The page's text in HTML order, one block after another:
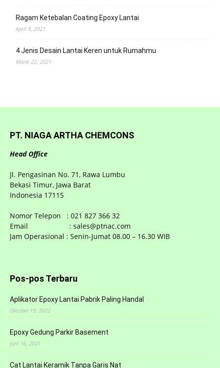
Ragam Ketebalan Coating Epoxy Lantai
April 8, 2021
4 Jenis Desain Lantai Keren untuk Rumahmu
Maret 22, 2021
PT. NIAGA ARTHA CHEMCONS
Head Office
Jl. Pengasinan No. 71, Rawa Lumbu
Bekasi Timur, Jawa Barat
Indonesia 17115
Nomor Telepon : 021 827 366 32
Email : sales@ptnac.com
Jam Operasional : Senin-Jumat 08.00 – 16.30 WIB
Pos-pos Terbaru
Aplikator Epoxy Lantai Pabrik Paling Handal
Oktober 19, 2022
Epoxy Gedung Parkir Basement
Juni 16, 2021
Cat Lantai Keramik Tanpa Garis Nat